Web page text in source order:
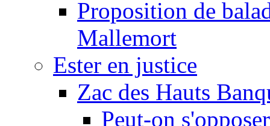
Proposition de
Mallemort
Ester en justice
Zac des Hauts
Peut-on